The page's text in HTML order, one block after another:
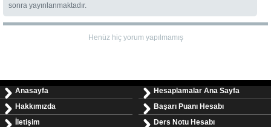
sonra yayınlanmaktadır.
Henüz hiç yorum yapılmamış
Anasayfa
Hakkımızda
İletişim
Hesaplamalar Ana Sayfa
Başarı Puanı Hesabı
Ders Notu Hesabı